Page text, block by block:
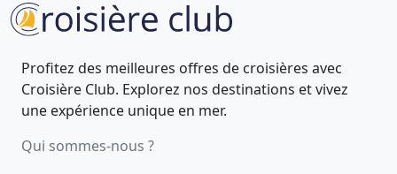
Profitez des meilleures offres de croisières avec
Croisière Club. Explorez nos destinations et vivez
une expérience unique en mer.
Qui sommes-nous ?